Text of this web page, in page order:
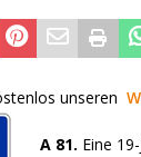
unseren
A 81. Eine